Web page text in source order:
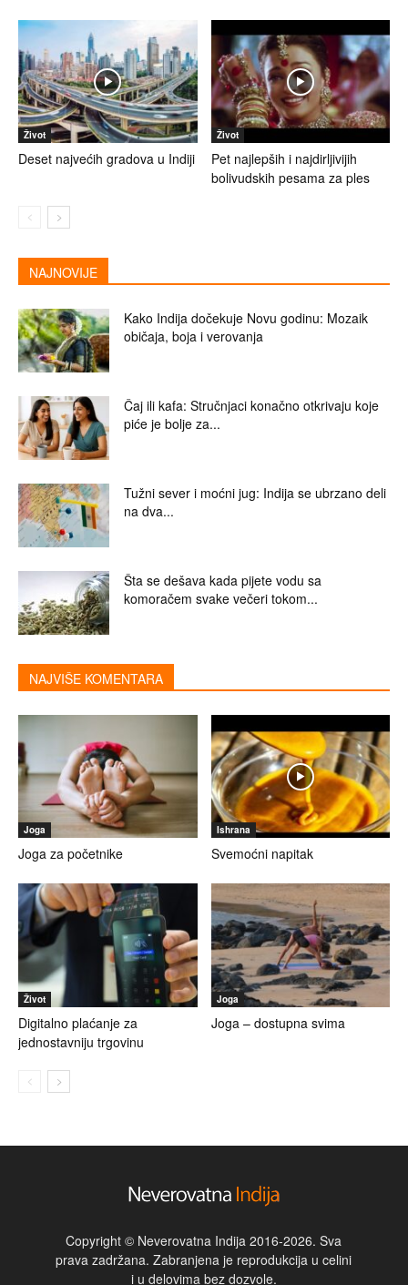
Život
Deset najvećih gradova u Indiji
Život
Pet najlepših i najdirljivijih
bolivudskih pesama za ples
NAJNOVIJE
Kako Indija dočekuje Novu godinu: Mozaik
običaja, boja i verovanja
Čaj ili kafa: Stručnjaci konačno otkrivaju koje
piće je bolje za...
Tužni sever i moćni jug: Indija se ubrzano deli
na dva...
Šta se dešava kada pijete vodu sa
komoračem svake večeri tokom...
NAJVIŠE KOMENTARA
Joga
Joga za početnike
Ishrana
Svemoćni napitak
Život
Digitalno plaćanje za
jednostavniju trgovinu
Joga
Joga – dostupna svima
Copyright © Neverovatna Indija 2016-2026. Sva
prava zadržana. Zabranjena je reprodukcija u celini
i u delovima bez dozvole.